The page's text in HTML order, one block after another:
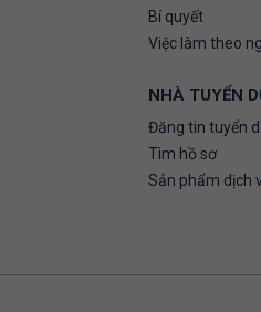
Bí quyết
Việc làm theo
NHÀ TUYỂN
Đăng tin tuyển
Tìm hồ sơ
Sản phẩm dịch